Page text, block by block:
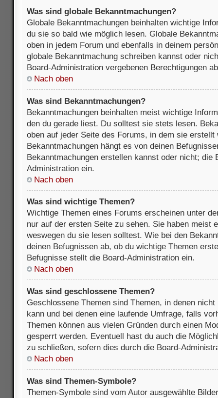
Was sind globale Bekanntmachungen?
Globale Bekanntmachungen beinhalten wichtige
du sie so bald wie möglich lesen. Globale
oben in jedem Forum und ebenfalls in deinem
globale Bekanntmachung schreiben kannst oder
Board-Administration vergebenen Berechtigungen
Nach oben
Was sind Bekanntmachungen?
Bekanntmachungen beinhalten meist wichtige
den du gerade liest. Du solltest sie stets lesen.
oben auf jeder Seite des Forums, in dem sie erstellt
Bekanntmachungen hängt es von deinen
Bekanntmachungen erstellen kannst oder nicht; die
Administration ein.
Nach oben
Was sind wichtige Themen?
Wichtige Themen eines Forums erscheinen unter
nur auf der ersten Seite zu sehen. Sie haben meist
weswegen du sie lesen solltest. Wie bei den
deinen Befugnissen ab, ob du wichtige Themen
Befugnisse stellt die Board-Administration ein.
Nach oben
Was sind geschlossene Themen?
Geschlossene Themen sind Themen, in denen
kann und bei denen eine laufende Umfrage, falls
Themen können aus vielen Gründen durch einen
gesperrt werden. Eventuell hast du auch die
zu schließen, sofern dies durch die Board-
Nach oben
Was sind Themen-Symbole?
Themen-Symbole sind vom Autor ausgewählte